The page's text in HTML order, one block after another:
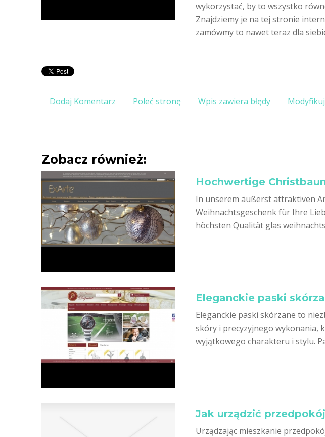
wykorzystać, by to wszystko
Znajdziemy je na tej stronie
zamówmy to nawet teraz dla
Dodaj Komentarz Poleć stronę Wpis zawiera błędy
Zobacz również:
Hochwertige
In unserem äußerst attraktiven
Weihnachtsgeschenk für Ihre
höchsten Qualität glas
Eleganckie paski
Eleganckie paski skórzane to
skóry i precyzyjnego wykonania,
wyjątkowego charakteru i stylu.
Jak urządzić
Urządzając mieszkanie